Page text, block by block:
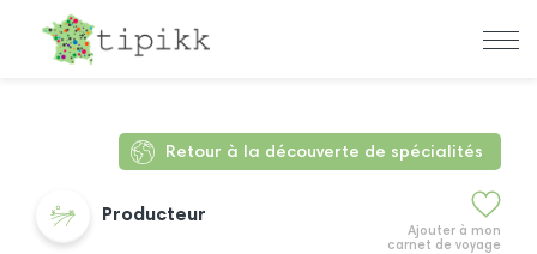
Retour à la découverte de spécialités
Ajouter à mon
carnet de voyage
Producteur